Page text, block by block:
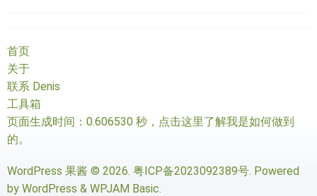
首页
关于
联系 Denis
工具箱
页面生成时间：0.606530 秒， 点击这里了解我是如何做到
的。
WordPress 果酱 © 2026. 粤ICP备2023092389号. Powered
by WordPress & WPJAM Basic.